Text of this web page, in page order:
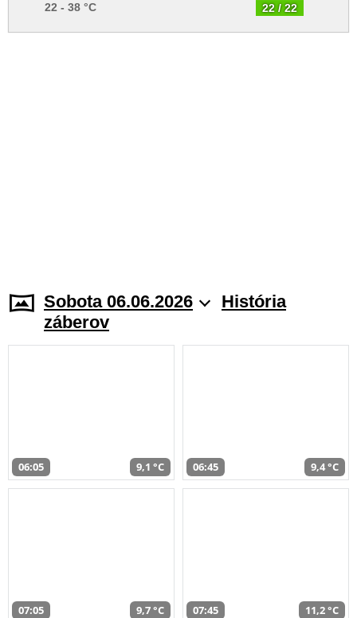
22 / 22
22 - 38 °C
Sobota 06.06.2026
História
záberov
06:05 9,1 °C 06:45 9,4 °C
07:05 9,7 °C 07:45 11,2 °C